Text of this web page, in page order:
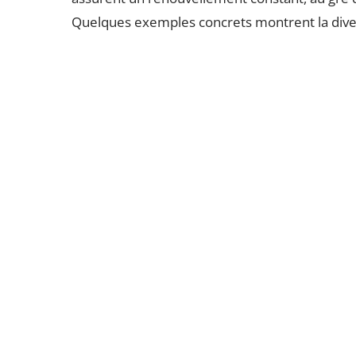
Quelques exemples concrets montrent la